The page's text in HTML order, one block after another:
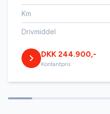
Kørecomputer
Læderrat
Km
Drivmiddel
DKK 244.900,-
Kontantpris